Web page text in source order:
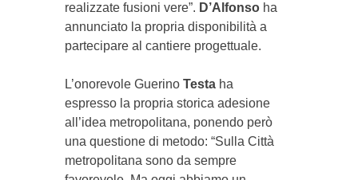
realizzate fusioni vere”. D’Alfonsoha
annunciato la propria disponibilità a
partecipare al cantiere progettuale.
L’onorevole Guerino Testaha
espresso la propria storica adesione
all’idea metropolitana, ponendo però
una questione di metodo: “Sulla Città
metropolitana sono da sempre